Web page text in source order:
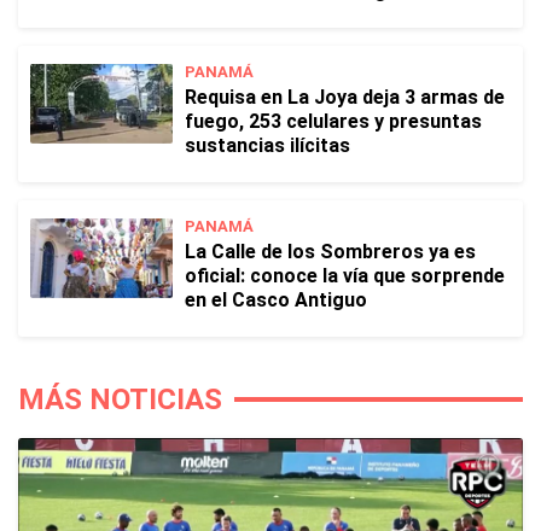
PANAMÁ
Requisa en La Joya deja 3 armas de
fuego, 253 celulares y presuntas
sustancias ilícitas
PANAMÁ
La Calle de los Sombreros ya es
oficial: conoce la vía que sorprende
en el Casco Antiguo
MÁS NOTICIAS